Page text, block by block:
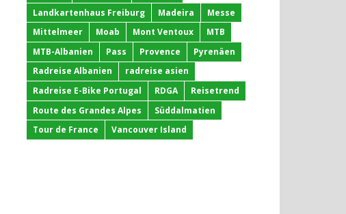
Landkartenhaus Freiburg
Madeira
Messe
Mittelmeer
Moab Mont Ventoux
MTB
MTB-Albanien
Pass Provence
Pyrenäen
Radreise Albanien
radreise asien
Radreise E-Bike Portugal
RDGA
Reisetrend
Route des Grandes Alpes
Süddalmatien
Tour de France
Vancouver Island